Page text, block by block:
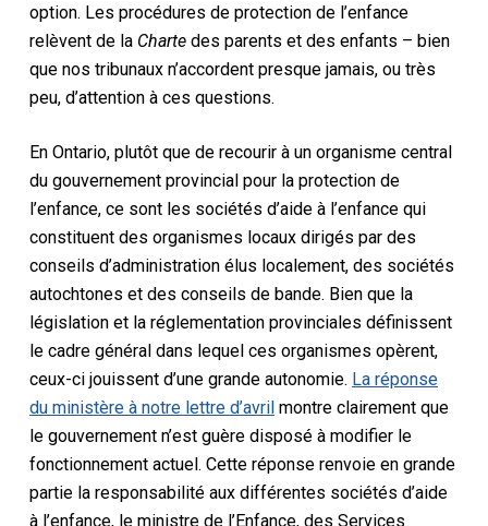
option. Les procédures de protection de l’enfance
relèvent de la Charte des parents et des enfants – bien
que nos tribunaux n’accordent presque jamais, ou très
peu, d’attention à ces questions.
En Ontario, plutôt que de recourir à un organisme central
du gouvernement provincial pour la protection de
l’enfance, ce sont les sociétés d’aide à l’enfance qui
constituent des organismes locaux dirigés par des
conseils d’administration élus localement, des sociétés
autochtones et des conseils de bande. Bien que la
législation et la réglementation provinciales définissent
le cadre général dans lequel ces organismes opèrent,
ceux-ci jouissent d’une grande autonomie. La réponse
du ministère à notre lettre d’avrilmontre clairement que
le gouvernement n’est guère disposé à modifier le
fonctionnement actuel. Cette réponse renvoie en grande
partie la responsabilité aux différentes sociétés d’aide
à l’enfance, le ministre de l’Enfance, des Services